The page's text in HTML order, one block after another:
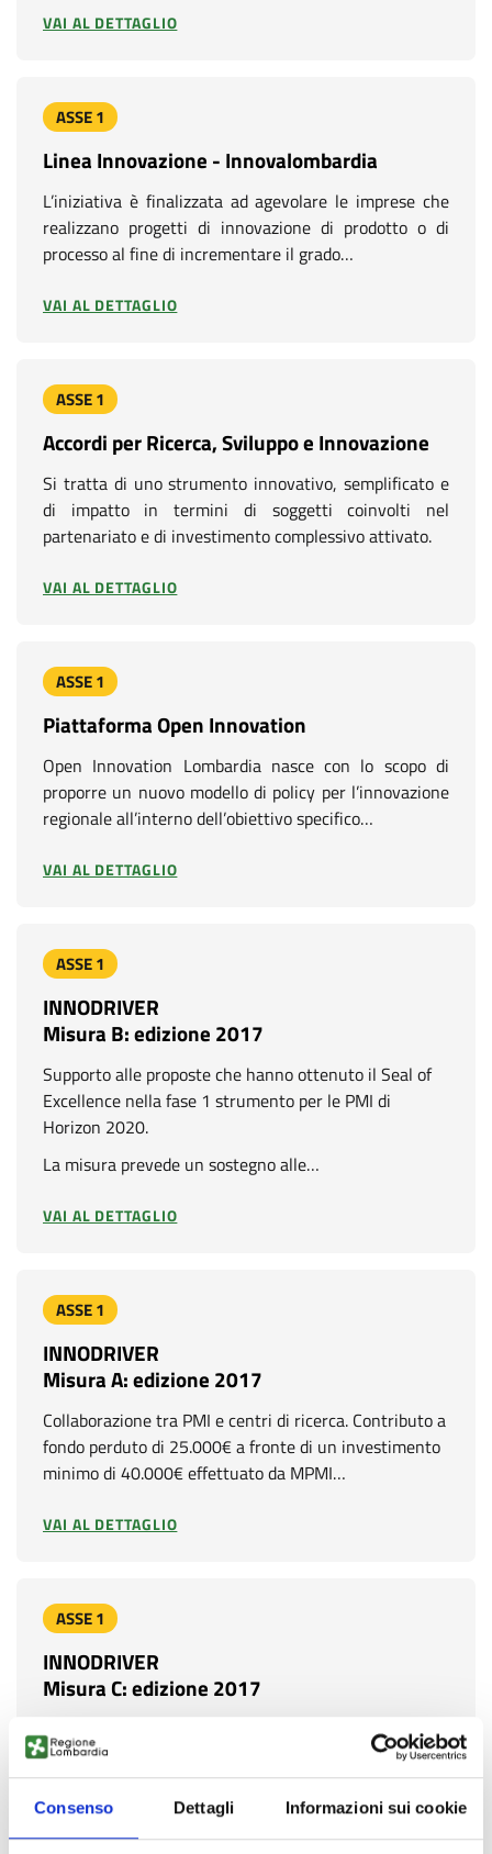
Consenso Dettagli Informazioni sui cookie
VAI AL DETTAGLIO
ASSE 1
Linea Innovazione - Innovalombardia
L’iniziativa è finalizzata ad agevolare le imprese che
realizzano progetti di innovazione di prodotto o di
processo al fine di incrementare il grado…
VAI AL DETTAGLIO
ASSE 1
Accordi per Ricerca, Sviluppo e Innovazione
Si tratta di uno strumento innovativo, semplificato e
di impatto in termini di soggetti coinvolti nel
partenariato e di investimento complessivo attivato.
VAI AL DETTAGLIO
ASSE 1
Piattaforma Open Innovation
Open Innovation Lombardia nasce con lo scopo di
proporre un nuovo modello di policy per l’innovazione
regionale all’interno dell’obiettivo specifico…
VAI AL DETTAGLIO
ASSE 1
INNODRIVER
Misura B: edizione 2017
Supporto alle proposte che hanno ottenuto il Seal of
Excellence nella fase 1 strumento per le PMI di
Horizon 2020.
La misura prevede un sostegno alle…
VAI AL DETTAGLIO
ASSE 1
INNODRIVER
Misura A: edizione 2017
Collaborazione tra PMI e centri di ricerca. Contributo a
fondo perduto di 25.000€ a fronte di un investimento
minimo di 40.000€ effettuato da MPMI…
VAI AL DETTAGLIO
ASSE 1
INNODRIVER
Misura C: edizione 2017
Supporto ai processi di brevettazione. La domanda di
uno o più brevetti europei, europei unitari (brevetto
unico europeo con effetto unitario giuridicamente…
VAI AL DETTAGLIO